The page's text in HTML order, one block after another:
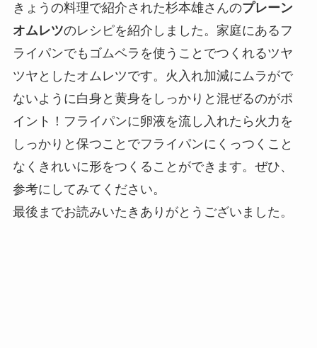
きょうの料理で紹介された杉本雄さんのプレーン
オムレツのレシピを紹介しました。家庭にあるフ
ライパンでもゴムベラを使うことでつくれるツヤ
ツヤとしたオムレツです。火入れ加減にムラがで
ないように白身と黄身をしっかりと混ぜるのがポ
イント！フライパンに卵液を流し入れたら火力を
しっかりと保つことでフライパンにくっつくこと
なくきれいに形をつくることができます。ぜひ、
参考にしてみてください。
最後までお読みいたきありがとうございました。